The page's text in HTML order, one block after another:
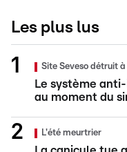
Les plus lus
Site Seveso détruit
Le système
au moment du
L'été meurtrier